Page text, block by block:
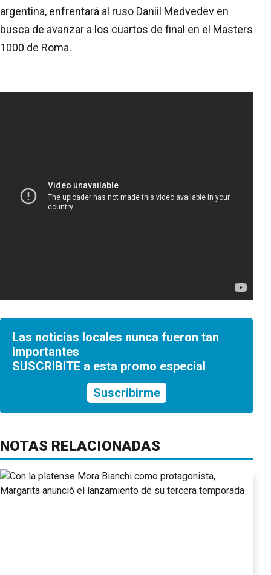
argentina, enfrentará al ruso Daniil Medvedev en
busca de avanzar a los cuartos de final en el Masters
1000 de Roma.
Las noticias locales nunca fueron tan
importantes
SUSCRIBITE a esta promo especial
Suscribirme
NOTAS RELACIONADAS